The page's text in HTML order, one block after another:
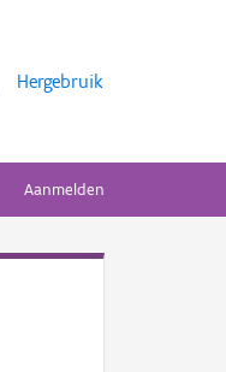
Hergebruik
Aanmelden